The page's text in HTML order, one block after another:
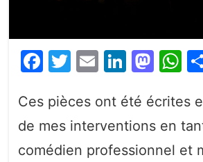
Facebook
Twitter
Email
Ces pièces ont été écrites
de mes interventions en
comédien professionnel et